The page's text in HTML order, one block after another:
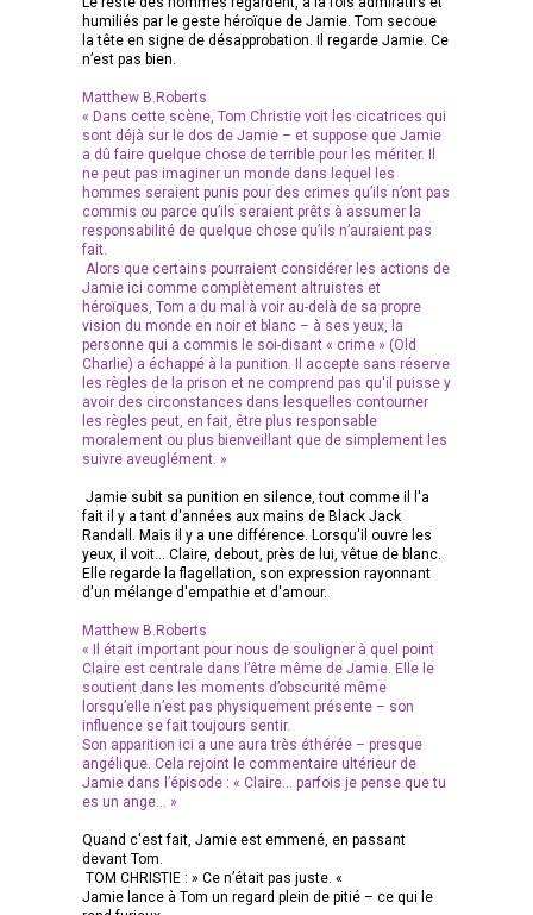
humiliés par le geste héroïque de Jamie. Tom secoue
la tête en signe de désapprobation. Il regarde Jamie. Ce
n’est pas bien.
Matthew B.Roberts
« Dans cette scène, Tom Christie voit les cicatrices qui
sont déjà sur le dos de Jamie – et suppose que Jamie
a dû faire quelque chose de terrible pour les mériter. Il
ne peut pas imaginer un monde dans lequel les
hommes seraient punis pour des crimes qu’ils n’ont pas
commis ou parce qu’ils seraient prêts à assumer la
responsabilité de quelque chose qu’ils n’auraient pas
fait.
Alors que certains pourraient considérer les actions de
Jamie ici comme complètement altruistes et
héroïques, Tom a du mal à voir au-delà de sa propre
vision du monde en noir et blanc – à ses yeux, la
personne qui a commis le soi-disant « crime » (Old
Charlie) a échappé à la punition. Il accepte sans réserve
les règles de la prison et ne comprend pas qu'il puisse y
avoir des circonstances dans lesquelles contourner
les règles peut, en fait, être plus responsable
moralement ou plus bienveillant que de simplement les
suivre aveuglément. »
Jamie subit sa punition en silence, tout comme il l'a
fait il y a tant d'années aux mains de Black Jack
Randall. Mais il y a une différence. Lorsqu'il ouvre les
yeux, il voit... Claire, debout, près de lui, vêtue de blanc.
Elle regarde la flagellation, son expression rayonnant
d'un mélange d'empathie et d'amour.
Matthew B.Roberts
« Il était important pour nous de souligner à quel point
Claire est centrale dans l’être même de Jamie. Elle le
soutient dans les moments d’obscurité même
lorsqu’elle n’est pas physiquement présente – son
influence se fait toujours sentir.
Son apparition ici a une aura très éthérée – presque
angélique. Cela rejoint le commentaire ultérieur de
Jamie dans l’épisode : « Claire… parfois je pense que tu
es un ange… »
Quand c'est fait, Jamie est emmené, en passant
devant Tom.
TOM CHRISTIE : » Ce n’était pas juste. «
Jamie lance à Tom un regard plein de pitié – ce qui le